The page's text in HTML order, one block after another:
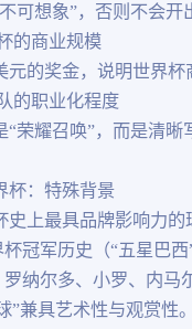
可想象”，否则不会开
的商业规模
元的奖金，说明世界杯
的职业化程度
“荣耀召唤”，而是清晰
杯：特殊背景
史上最具品牌影响力的
冠军历史（“五星巴西
纳尔多、小罗、内马
”兼具艺术性与观赏性。